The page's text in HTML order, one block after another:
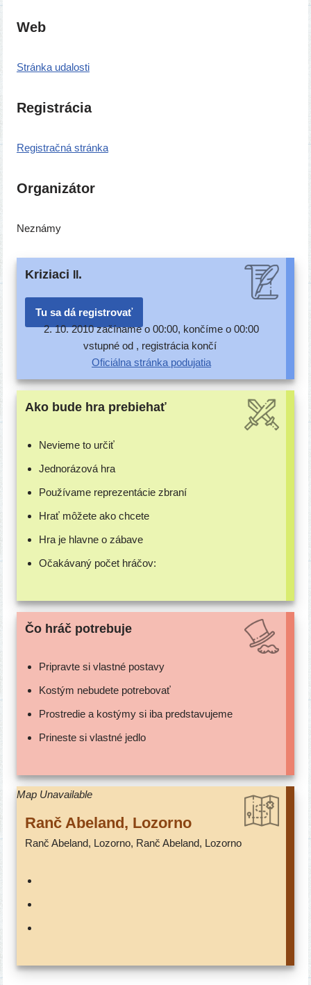
Web
Stránka uda­los­ti
Registrácia
Registračná strán­ka
Organizátor
Neznámy
Kriziaci II.
Tu sa dá registrovať
2. 10. 2010 začí­na­me o 00:00, kon­čí­me o 00:00
vstup­né od , regis­trá­cia končí
Oficiálna strán­ka podujatia
Ako bude hra prebiehať
Nevieme to určiť
Jednorázová hra
Používame repre­zen­tá­cie zbraní
Hrať môže­te ako chcete
Hra je hlav­ne o zábave
Očakávaný počet hráčov:
Čo hráč potrebuje
Pripravte si vlast­né postavy
Kostým nebu­de­te potrebovať
Prostredie a kos­tý­my si iba predstavujeme
Prineste si vlast­né jedlo
Map Unavailable
Ranč Abeland, Lozorno
Ranč Abeland, Lozorno, Ranč Abeland, Lozorno